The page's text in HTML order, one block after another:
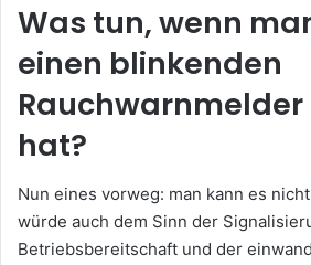
Was tun, wenn
einen blinkenden
hat?
Nun eines vorweg: man kann es
würde auch dem Sinn der
Betriebsbereitschaft und der